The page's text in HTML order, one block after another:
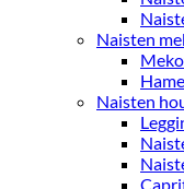
Naisten
Naisten